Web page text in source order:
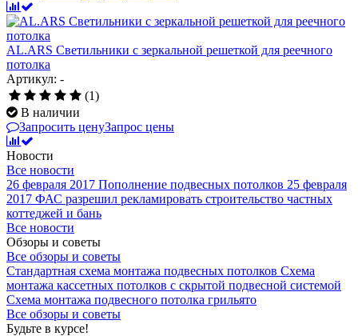
AL.ARS Светильники с зеркальной решеткой для реечного
потолка
Артикул: -
(1)
В наличии
Запросить ценуЗапрос цены
Новости
Все новости
26 февраля 2017 Пополнение подвесных потолков 25 февраля
2017 ФАС разрешил рекламировать строительство частных
коттеджей и бань
Все новости
Обзоры и советы
Все обзоры и советы
Стандартная схема монтажа подвесных потолков Схема
монтажа кассетных потолков с скрытой подвесной системой
Схема монтажа подвесного потолка грильято
Все обзоры и советы
Будьте в курсе!